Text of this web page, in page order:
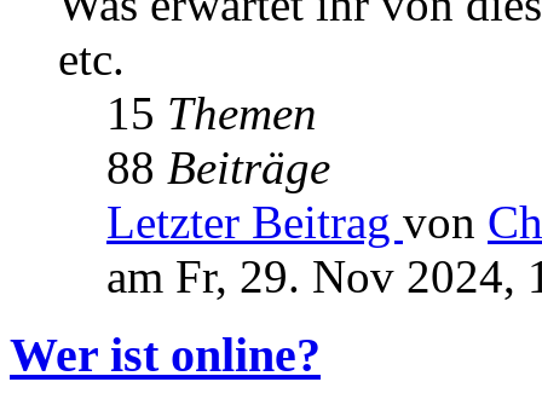
etc.
15 Themen
88 Beiträge
Letzter Beitrag von
am Fr, 29. Nov 2024,
Wer ist online?